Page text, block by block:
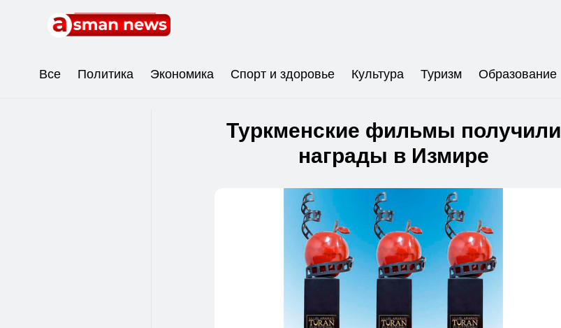
Все Политика Экономика Спорт и здоровье Культура Туризм Образование
Туркменские фильмы получили
награды в Измире